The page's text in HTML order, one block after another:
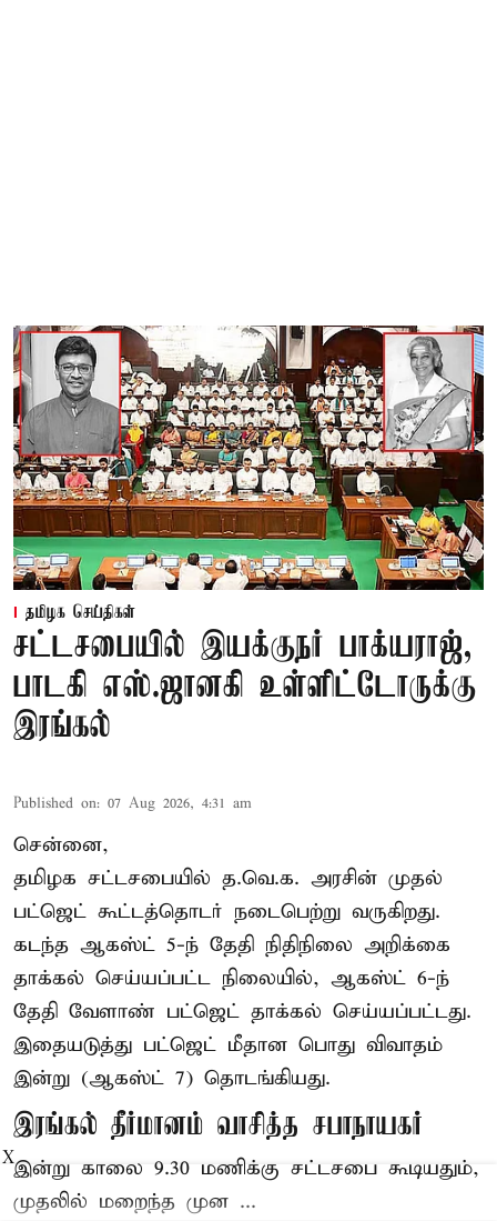
தமிழக செய்திகள்
சட்டசபையில் இயக்குநர் பாக்யராஜ்,
பாடகி எஸ்.ஜானகி உள்ளிட்டோருக்கு
இரங்கல்
Published on: 07 Aug 2026, 4:31 am
சென்னை,
தமிழக சட்டசபையில் த.வெ.க. அரசின் முதல்
பட்ஜெட் கூட்டத்தொடர் நடைபெற்று வருகிறது.
கடந்த ஆகஸ்ட் 5-ந் தேதி நிதிநிலை அறிக்கை
தாக்கல் செய்யப்பட்ட நிலையில், ஆகஸ்ட் 6-ந்
தேதி வேளாண் பட்ஜெட் தாக்கல் செய்யப்பட்டது.
இதையடுத்து பட்ஜெட் மீதான பொது விவாதம்
இன்று (ஆகஸ்ட் 7) தொடங்கியது.
இரங்கல் தீர்மானம் வாசித்த சபாநாயகர்
இன்று காலை 9.30 மணிக்கு சட்டசபை கூடியதும்,
முதலில் மறைந்த முன ...
X